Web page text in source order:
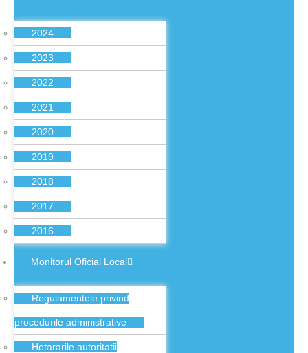
2024
2023
2022
2021
2020
2019
2018
2017
2016
Monitorul Oficial Local
Regulamentele privind
procedurile administrative
Hotararile autoritatii